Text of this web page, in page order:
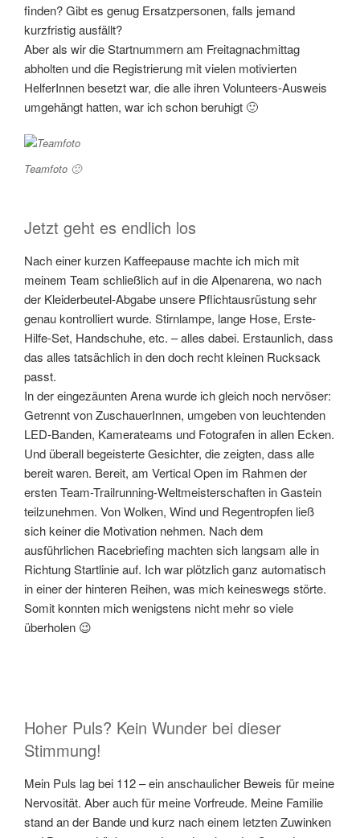
finden? Gibt es genug Ersatzpersonen, falls jemand
kurzfristig ausfällt?
Aber als wir die Startnummern am Freitagnachmittag
abholten und die Registrierung mit vielen motivierten
HelferInnen besetzt war, die alle ihren Volunteers-Ausweis
umgehängt hatten, war ich schon beruhigt 🙂
Teamfoto 🙂
Jetzt geht es endlich los
Nach einer kurzen Kaffeepause machte ich mich mit
meinem Team schließlich auf in die Alpenarena, wo nach
der Kleiderbeutel-Abgabe unsere Pflichtausrüstung sehr
genau kontrolliert wurde. Stirnlampe, lange Hose, Erste-
Hilfe-Set, Handschuhe, etc. – alles dabei. Erstaunlich, dass
das alles tatsächlich in den doch recht kleinen Rucksack
passt.
In der eingezäunten Arena wurde ich gleich noch nervöser:
Getrennt von ZuschauerInnen, umgeben von leuchtenden
LED-Banden, Kamerateams und Fotografen in allen Ecken.
Und überall begeisterte Gesichter, die zeigten, dass alle
bereit waren. Bereit, am Vertical Open im Rahmen der
ersten Team-Trailrunning-Weltmeisterschaften in Gastein
teilzunehmen. Von Wolken, Wind und Regentropfen ließ
sich keiner die Motivation nehmen. Nach dem
ausführlichen Racebriefing machten sich langsam alle in
Richtung Startlinie auf. Ich war plötzlich ganz automatisch
in einer der hinteren Reihen, was mich keineswegs störte.
Somit konnten mich wenigstens nicht mehr so viele
überholen 😉
Hoher Puls? Kein Wunder bei dieser
Stimmung!
Mein Puls lag bei 112 – ein anschaulicher Beweis für meine
Nervosität. Aber auch für meine Vorfreude. Meine Familie
stand an der Bande und kurz nach einem letzten Zuwinken